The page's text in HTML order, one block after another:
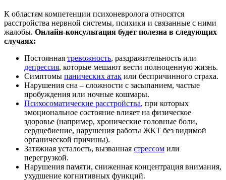
К областям компетенции психоневролога относятся
расстройства нервной системы, психики и связанные с ними
жалобы. Онлайн-консультация будет полезна в следующих
случаях:
Постоянная тревожность, раздражительность или
депрессия, которые мешают вести полноценную жизнь.
Симптомы панических атак или беспричинного страха.
Нарушения сна – сложности с засыпанием, частые
пробуждения или ночные кошмары.
Психосоматические расстройства, при которых
эмоциональное состояние влияет на физическое
здоровье (например, хронические головные боли,
сердцебиение, нарушения работы ЖКТ без видимой
органической причины).
Затяжная усталость, вызванная стрессом или
перегрузкой.
Нарушения памяти, сниженная концентрация внимания,
ухудшение когнитивных функций.